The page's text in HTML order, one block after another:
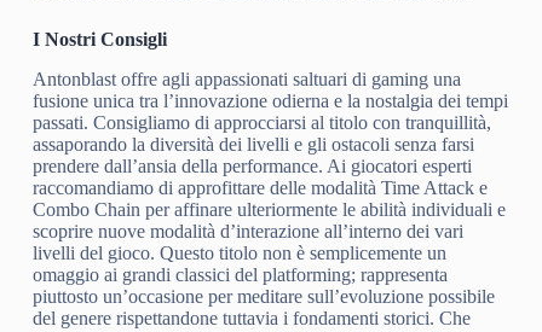
I Nostri Consigli
Antonblast offre agli appassionati saltuari di gaming una
fusione unica tra l’innovazione odierna e la nostalgia dei tempi
passati. Consigliamo di approcciarsi al titolo con tranquillità,
assaporando la diversità dei livelli e gli ostacoli senza farsi
prendere dall’ansia della performance. Ai giocatori esperti
raccomandiamo di approfittare delle modalità Time Attack e
Combo Chain per affinare ulteriormente le abilità individuali e
scoprire nuove modalità d’interazione all’interno dei vari
livelli del gioco. Questo titolo non è semplicemente un
omaggio ai grandi classici del platforming; rappresenta
piuttosto un’occasione per meditare sull’evoluzione possibile
del genere rispettandone tuttavia i fondamenti storici. Che